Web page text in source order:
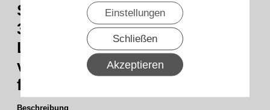
Einstellungen
Schließen
Akzeptieren
SHG - Einlass-Gurtwickler mit
3m Gurtaufnahme
Lochabstand 135mm
verzinkt, mit weißer Deckplatte,
für 23 mm Gurt
Beschreibung